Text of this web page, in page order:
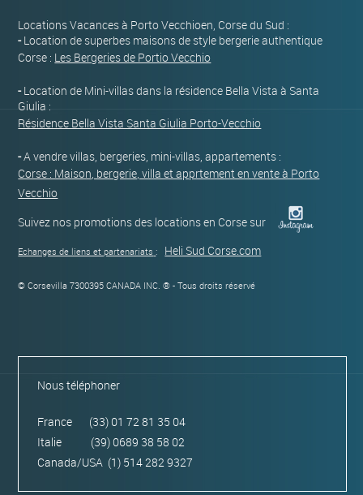
Locations Vacances à Porto Vecchioen, Corse du Sud :
-Location de superbes maisons de style bergerie authentique
Corse : Les Bergeries de Portio Vecchio
-Location de Mini-villas dans la résidence Bella Vista à Santa
Giulia :
Résidence Bella Vista Santa Giulia Porto-Vecchio
-A vendre villas, bergeries, mini-villas, appartements :
Corse : Maison, bergerie, villa et apprtement en vente à Porto
Vecchio
Suivez nos promotions des locations en Corse sur
Echanges de liens et partenariats : Heli Sud Corse.com
© Corsevilla 7300395 CANADA INC. ® - Tous droits réservé
Nous téléphoner
France (33) 01 72 81 35 04
Italie (39) 0689 38 58 02
Canada/USA (1) 514 282 9327